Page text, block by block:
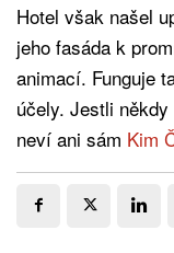
Hotel však našel
jeho fasáda k
animací. Funguje
účely. Jestli
neví ani sám Kim